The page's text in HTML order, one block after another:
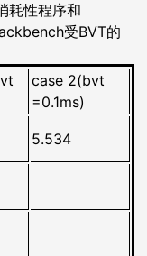
耗性程序和
受BVT的
case 2(bvt
=0.1ms)
5.534